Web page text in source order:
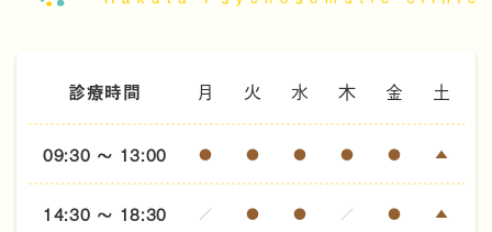
診療時間 月 火 水 木 金 土
09:30 ～ 13:00 ● ● ● ● ● ▲
14:30 ～ 18:30 ／ ● ● ／ ● ▲